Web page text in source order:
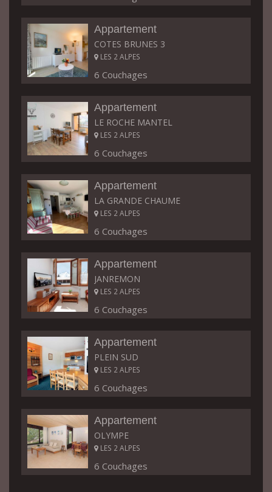
Appartement
COTES BRUNES 3
LES 2 ALPES
6 Couchages
Appartement
LE ROCHE MANTEL
LES 2 ALPES
6 Couchages
Appartement
LA GRANDE CHAUME
LES 2 ALPES
6 Couchages
Appartement
JANREMON
LES 2 ALPES
6 Couchages
Appartement
PLEIN SUD
LES 2 ALPES
6 Couchages
Appartement
OLYMPE
LES 2 ALPES
6 Couchages